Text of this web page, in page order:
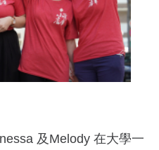
及Melody 在大學一